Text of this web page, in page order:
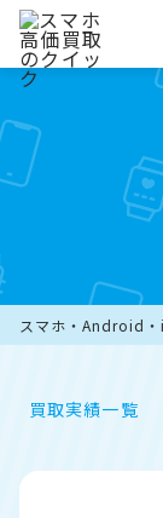
スマホ・Android
買取実績一覧